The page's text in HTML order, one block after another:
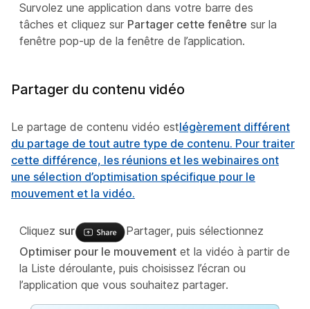
Survolez une application dans votre barre des
tâches et cliquez sur Partager cette fenêtre sur la
fenêtre pop-up de la fenêtre de l’application.
Partager du contenu vidéo
Le partage de contenu vidéo estlégèrement différent
du partage de tout autre type de contenu. Pour traiter
cette différence, les réunions et les webinaires ont
une sélection d’optimisation spécifique pour le
mouvement et la vidéo.
Cliquez sur
Partager, puis sélectionnez
Optimiser pour le mouvement et la vidéo à partir de
la Liste déroulante, puis choisissez l’écran ou
l’application que vous souhaitez partager.